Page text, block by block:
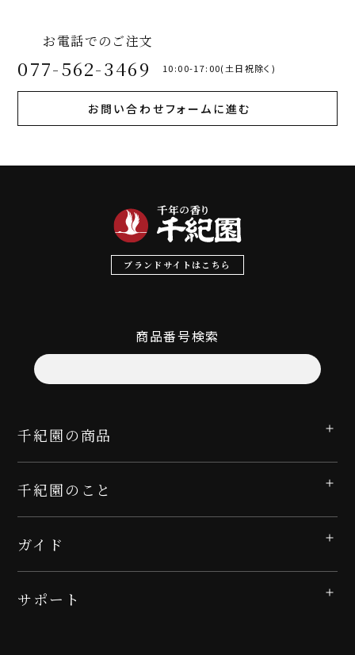
お電話でのご注文
077-562-3469 10:00-17:00(土日祝除く)
お問い合わせフォームに進む
ブランドサイトはこちら
商品番号検索
千紀園の商品
千紀園のこと
ガイド
サポート